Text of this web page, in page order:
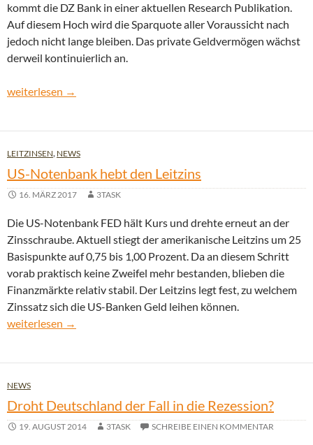
kommt die DZ Bank in einer aktuellen Research Publikation.
Auf diesem Hoch wird die Sparquote aller Voraussicht nach
jedoch nicht lange bleiben. Das private Geldvermögen wächst
derweil kontinuierlich an.
Sparquote erreicht 2018 10 Prozent
weiterlesen →
LEITZINSEN, NEWS
US-Notenbank hebt den Leitzins
16. MÄRZ 2017 3TASK
Die US-Notenbank FED hält Kurs und drehte erneut an der
Zinsschraube. Aktuell stiegt der amerikanische Leitzins um 25
Basispunkte auf 0,75 bis 1,00 Prozent. Da an diesem Schritt
vorab praktisch keine Zweifel mehr bestanden, blieben die
Finanzmärkte relativ stabil. Der Leitzins legt fest, zu welchem
Zinssatz sich die US-Banken Geld leihen können.
US-Notenbank hebt den Leitzins
weiterlesen →
NEWS
Droht Deutschland der Fall in die Rezession?
19. AUGUST 2014 3TASK SCHREIBE EINEN KOMMENTAR